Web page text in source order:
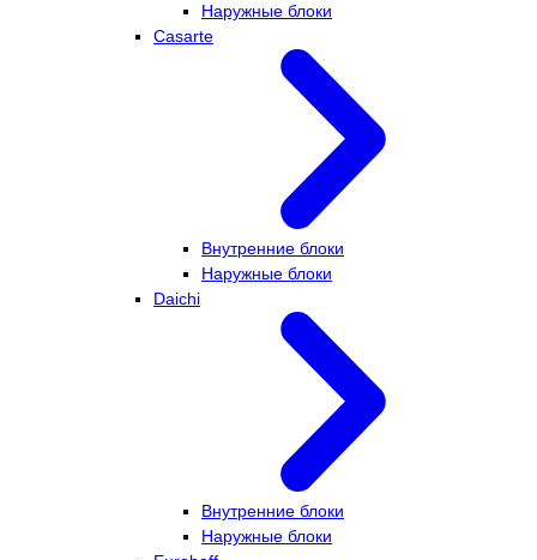
Наружные блоки
Casarte
Внутренние блоки
Наружные блоки
Daichi
Внутренние блоки
Наружные блоки